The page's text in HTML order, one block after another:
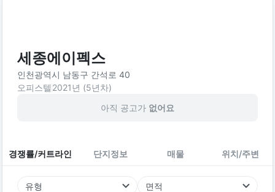
세종에이펙스
인천광역시 남동구 간석로 40
오피스텔 2021년 (5년차)
아직 공고가 없어요
경쟁률/커트라인 단지정보 매물 위치/주변
유형 면적